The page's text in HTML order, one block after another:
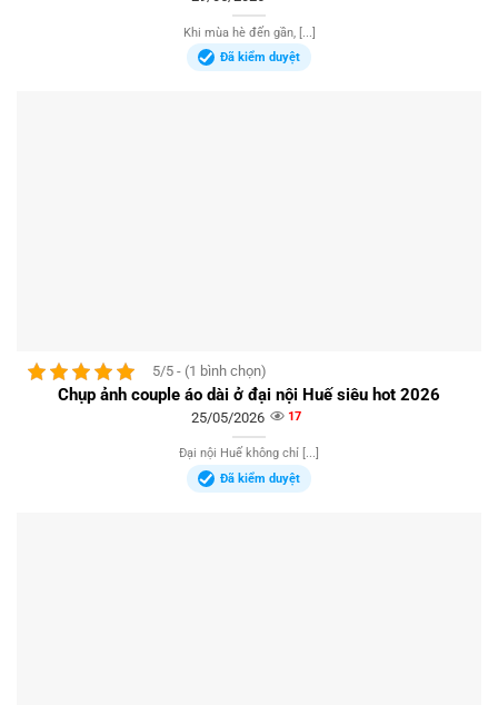
Khi mùa hè đến gần, [...]
Đã kiểm duyệt
5/5 - (1 bình chọn)
Chụp ảnh couple áo dài ở đại nội Huế siêu hot 2026
25/05/2026 17
Đại nội Huế không chỉ [...]
Đã kiểm duyệt